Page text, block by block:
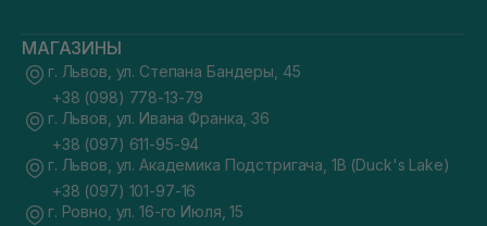
МАГАЗИНЫ
г. Львов, ул. Степана Бандеры, 45
+38 (098) 778-13-79
г. Львов, ул. Ивана Франка, 36
+38 (097) 611-95-94
г. Львов, ул. Академика Подстригача, 1В (Duck's Lake)
+38 (097) 101-97-16
г. Ровно, ул. 16-го Июля, 15